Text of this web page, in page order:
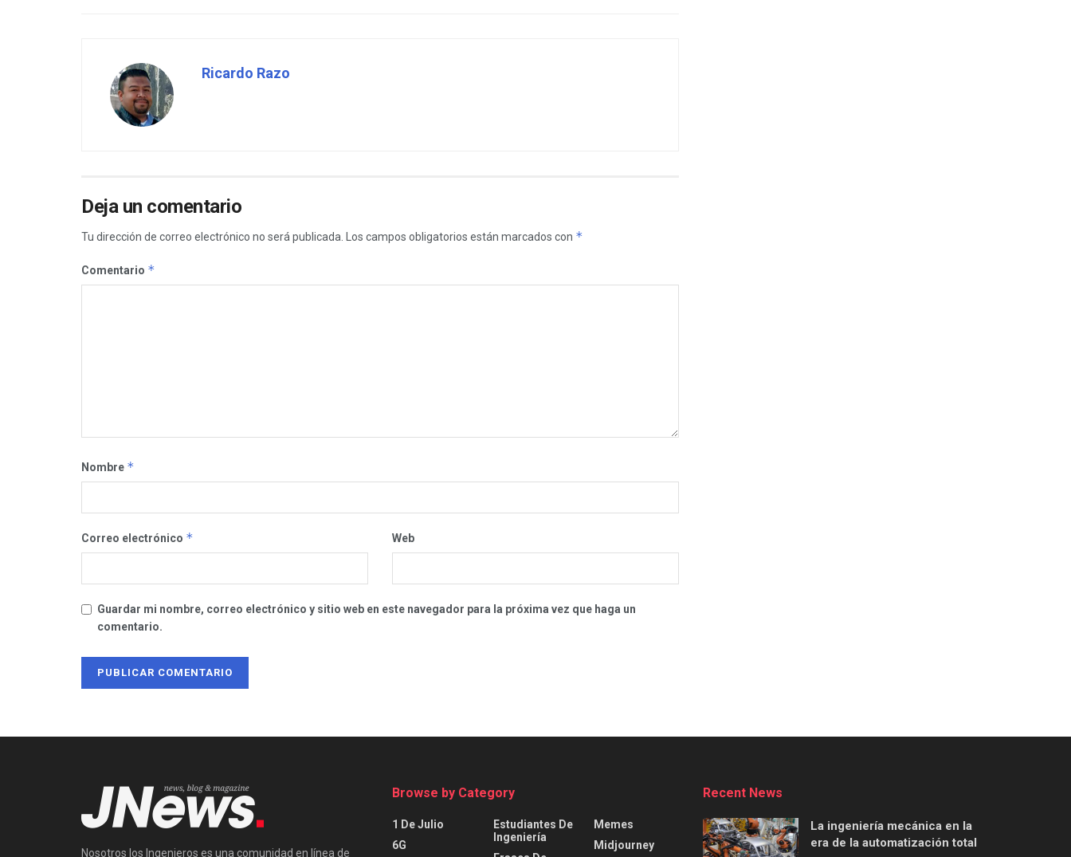
Ricardo Razo
Deja un comentario
Tu dirección de correo electrónico no será publicada. Los campos obligatorios están marcados con *
Comentario *
Nombre *
Correo electrónico * Web
Guardar mi nombre, correo electrónico y sitio web en este navegador para la próxima vez que haga un
comentario.
Nosotros los Ingenieros es una comunidad en línea de
Browse by Category
1 De Julio
6G
Estudiantes De
Ingeniería
Memes
Midjourney
Recent News
La ingeniería mecánica en la
era de la automatización total